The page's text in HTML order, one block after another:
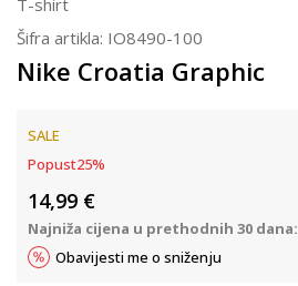
T-shirt
Šifra artikla: IO8490-100
Nike Croatia Graphic
SALE
Popust25%
14,99 €
Najniža cijena u prethodnih 30 dana:
Obavijesti me o sniženju